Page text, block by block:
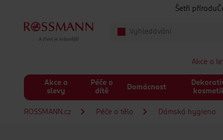
Šetři přírodu
Akce a
Akce a
slevy
Péče o
dítě
Domácnost
ROSSMANN.cz Péče o tělo Dámská hygiena